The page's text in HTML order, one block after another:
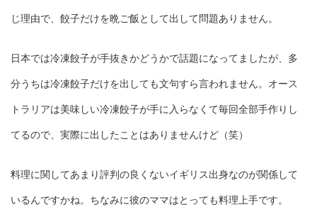
じ理由で、餃子だけを晩ご飯として出して問題ありません。
日本では冷凍餃子が手抜きかどうかで話題になってましたが、多
分うちは冷凍餃子だけを出しても文句すら言われません。オース
トラリアは美味しい冷凍餃子が手に入らなくて毎回全部手作りし
てるので、実際に出したことはありませんけど（笑）
料理に関してあまり評判の良くないイギリス出身なのが関係して
いるんですかね。ちなみに彼のママはとっても料理上手です。